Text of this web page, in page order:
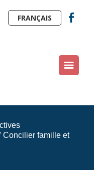
FRANÇAIS
Concilier famille et